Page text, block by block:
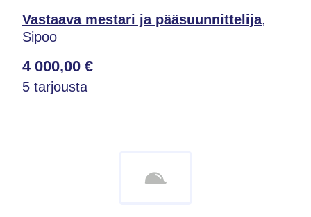
Vastaava mestari ja pääsuunnittelija,
Sipoo
4 000,00 €
5 tarjousta